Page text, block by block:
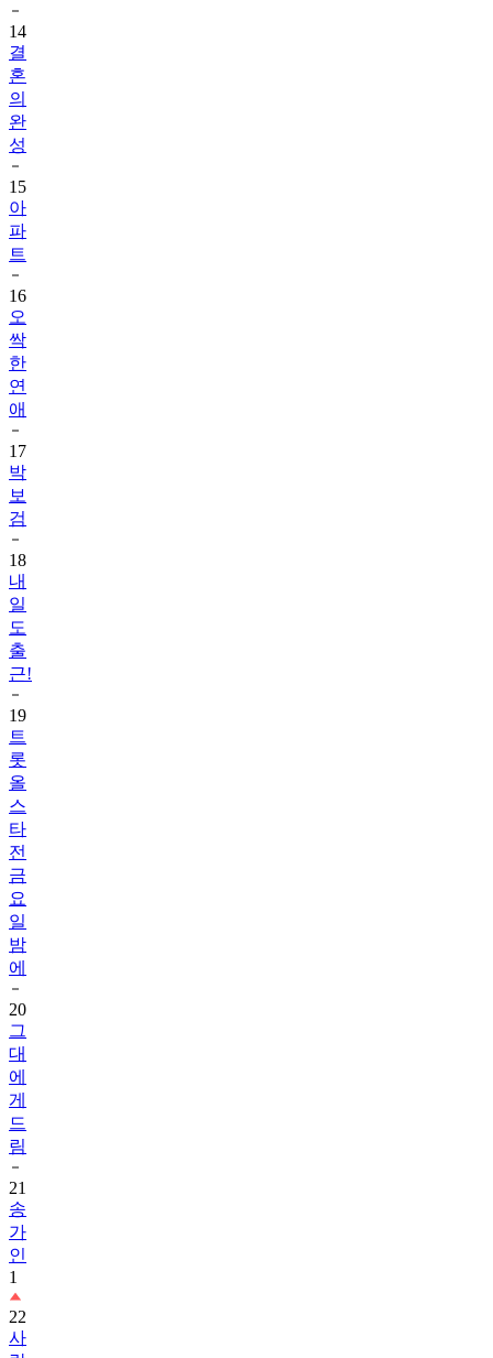
14
결
혼
의
완
성
15
아
파
트
16
오
싹
한
연
애
17
박
보
검
18
내
일
도
출
근!
19
트
롯
올
스
타
전
금
요
일
밤
에
20
그
대
에
게
드
림
21
송
가
인
1
22
사